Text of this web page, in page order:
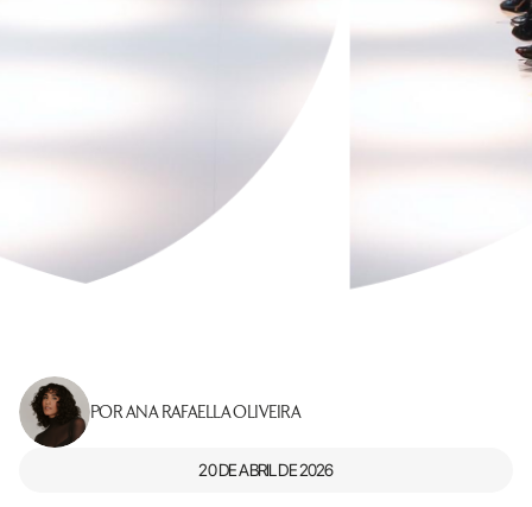
POR ANA RAFAELLA OLIVEIRA
20 DE ABRIL DE 2026